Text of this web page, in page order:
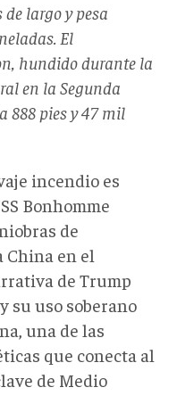
largo y pesa
El
hundido durante la
en la Segunda
888 pies y 47 mil
incendio es
Bonhomme
de
en el
de Trump
su uso soberano
una de las
que conecta al
de Medio